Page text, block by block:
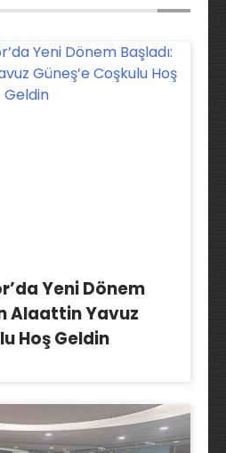
Yeni Dönem
Alaattin Yavuz
Hoş Geldin